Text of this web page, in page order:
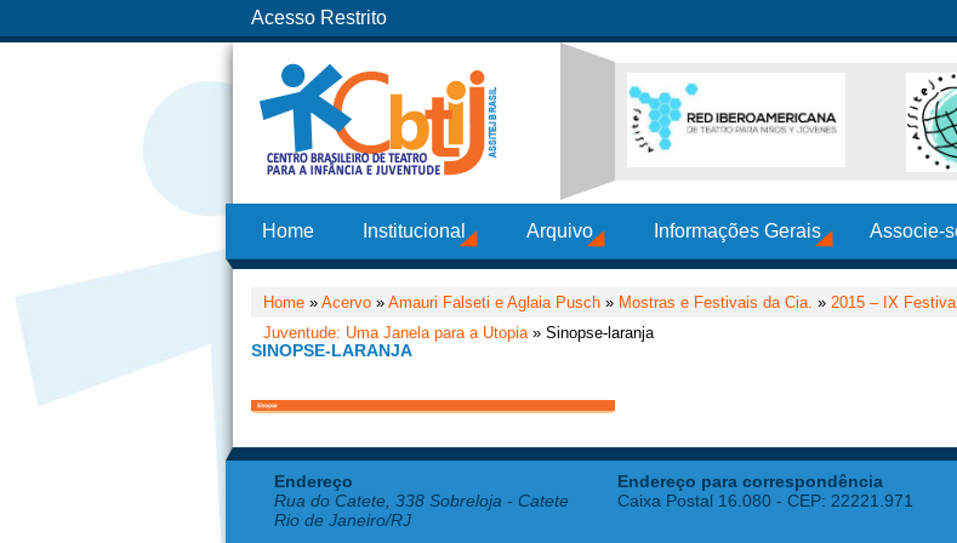
Acesso Restrito
Home Institucional Arquivo Informações Gerais Associe-
Home » Acervo » Amauri Falseti e Aglaia Pusch » Mostras e Festivais da Cia. » 2015 – IX
Juventude: Uma Janela para a Utopia» Sinopse-laranja
SINOPSE-LARANJA
Endereço
Rua do Catete, 338 Sobreloja - Catete
Rio de Janeiro/RJ
Endereço para correspondência
Caixa Postal 16.080 - CEP: 22221.971